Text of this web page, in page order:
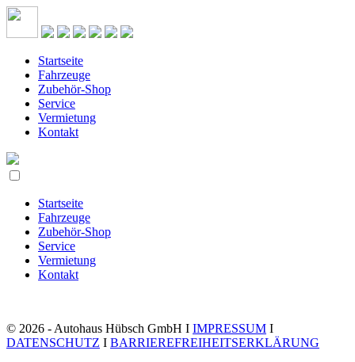
Startseite
Fahrzeuge
Zubehör-Shop
Service
Vermietung
Kontakt
Startseite
Fahrzeuge
Zubehör-Shop
Service
Vermietung
Kontakt
© 2026 - Autohaus Hübsch GmbH I IMPRESSUM I
DATENSCHUTZ I BARRIEREFREIHEITSERKLÄRUNG